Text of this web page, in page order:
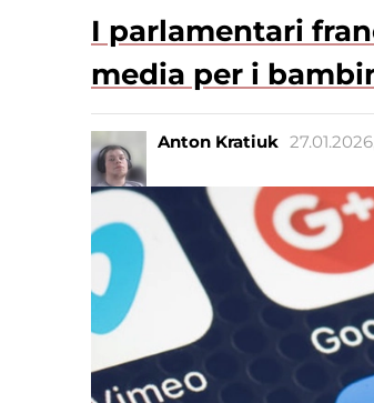
I parlamentari
media per i
Anton Kratiuk